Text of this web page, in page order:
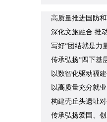
高质量推进国防
深化文旅融合 推
写好“团结就是力
传承弘扬“四下基
以数智化驱动福
以高质量充分就
构建壳丘头遗址
传承弘扬爱国、